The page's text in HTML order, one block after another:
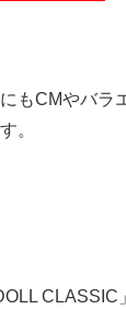
もCMやバラ
。
CLASSIC